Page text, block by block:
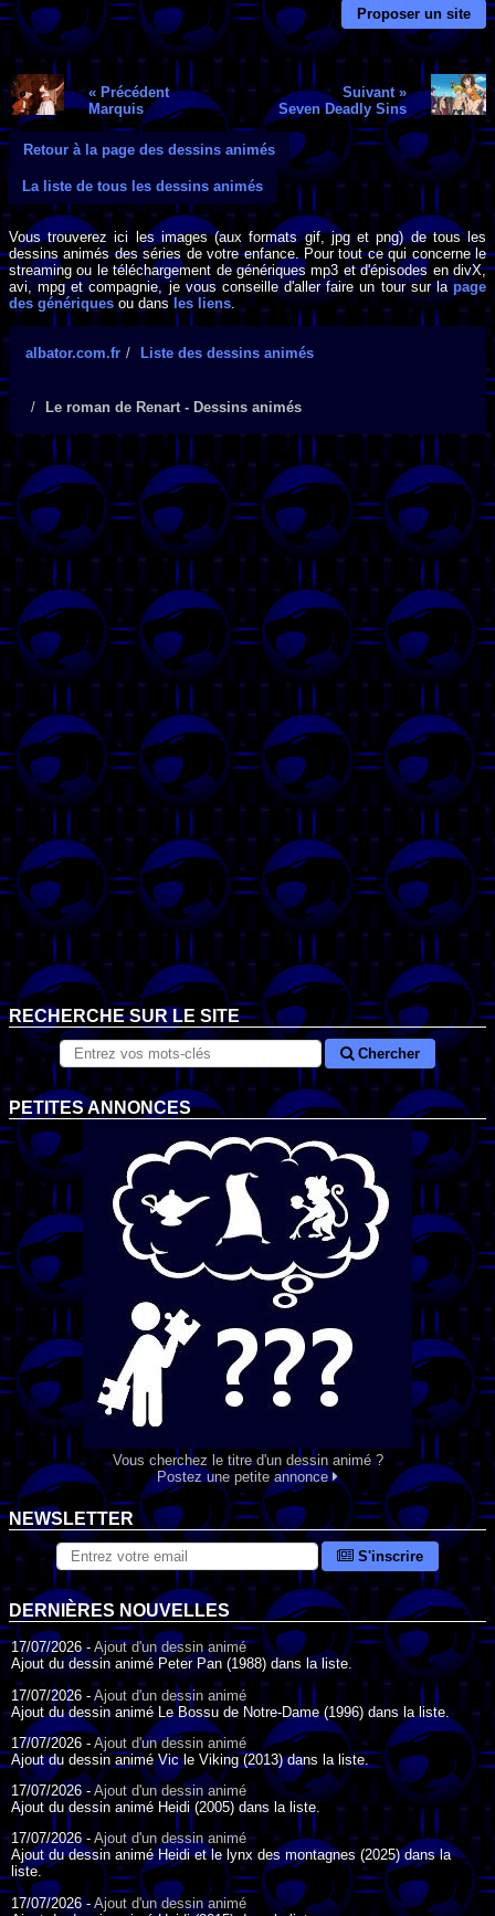
Proposer un site
« Précédent
Marquis
Suivant »
Seven Deadly Sins
Retour à la page des dessins animés
La liste de tous les dessins animés
Vous trouverez ici les images (aux formats gif, jpg et png) de tous les
dessins animés des séries de votre enfance. Pour tout ce qui concerne le
streaming ou le téléchargement de génériques mp3 et d'épisodes en divX,
avi, mpg et compagnie, je vous conseille d'aller faire un tour sur lapage
des génériques ou dansles liens.
albator.com.fr Liste des dessins animés
Le roman de Renart - Dessins animés
RECHERCHE SUR LE SITE
Chercher
PETITES ANNONCES
Vous cherchez le titre d'un dessin animé ?
Postez une petite annonce
NEWSLETTER
S'inscrire
DERNIÈRES NOUVELLES
17/07/2026 - Ajout d'un dessin animé
Ajout du dessin animé Peter Pan (1988) dans la liste.
17/07/2026 - Ajout d'un dessin animé
Ajout du dessin animé Le Bossu de Notre-Dame (1996) dans la liste.
17/07/2026 - Ajout d'un dessin animé
Ajout du dessin animé Vic le Viking (2013) dans la liste.
17/07/2026 -Ajout d'un dessin animé
Ajout du dessin animé Heidi (2005) dans la liste.
17/07/2026 -Ajout d'un dessin animé
Ajout du dessin animé Heidi et le lynx des montagnes (2025) dans la
liste.
17/07/2026 -Ajout d'un dessin animé